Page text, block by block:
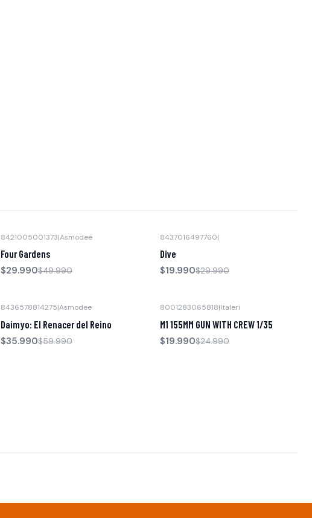
8421005001373|Asmodee
Four Gardens
$29.990$49.990
8437016497760|
Dive
$19.990$29.990
8436578814275|Asmodee
Daimyo: El Renacer del Reino
$35.990$59.990
Agotado
8001283065818|Italeri
M1 155MM GUN WITH CREW 1/35
$19.990$24.990